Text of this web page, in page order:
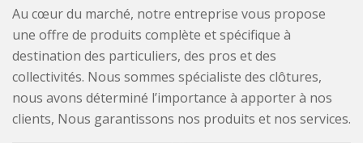
Au cœur du marché, notre entreprise vous propose
une offre de produits complète et spécifique à
destination des particuliers, des pros et des
collectivités. Nous sommes spécialiste des clôtures,
nous avons déterminé l’importance à apporter à nos
clients, Nous garantissons nos produits et nos services.